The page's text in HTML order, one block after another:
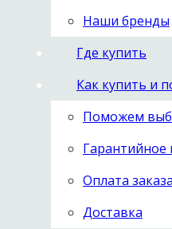
Наши бренды
Где купить
Как купить и
Поможем
Гарантийное
Оплата заказа
Доставка